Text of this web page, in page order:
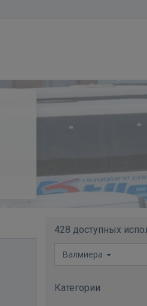
428 доступных
Валмиера
Категории